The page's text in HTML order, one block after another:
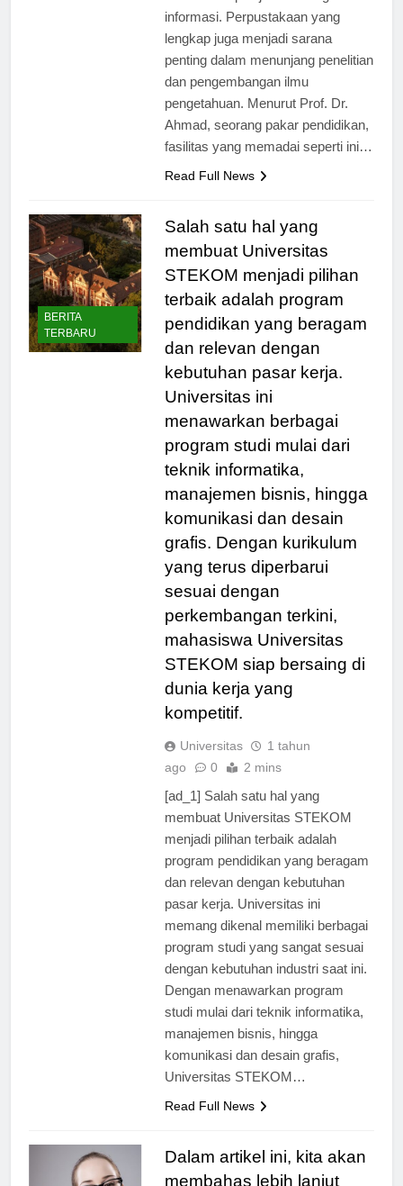
dalam mempelajari teknologi
informasi. Perpustakaan yang
lengkap juga menjadi sarana
penting dalam menunjang penelitian
dan pengembangan ilmu
pengetahuan. Menurut Prof. Dr.
Ahmad, seorang pakar pendidikan,
BERITA
TERBARU
Salah satu hal yang
membuat Universitas
STEKOM menjadi pilihan
terbaik adalah program
pendidikan yang beragam
dan relevan dengan
kebutuhan pasar kerja.
Universitas ini
menawarkan berbagai
program studi mulai dari
teknik informatika,
manajemen bisnis, hingga
komunikasi dan desain
grafis. Dengan kurikulum
yang terus diperbarui
sesuai dengan
perkembangan terkini,
mahasiswa Universitas
STEKOM siap bersaing di
dunia kerja yang
kompetitif.
Universitas
1 tahun
[ad_1] Salah satu hal yang
membuat Universitas STEKOM
menjadi pilihan terbaik adalah
program pendidikan yang beragam
dan relevan dengan kebutuhan
pasar kerja. Universitas ini
memang dikenal memiliki berbagai
program studi yang sangat sesuai
dengan kebutuhan industri saat ini.
Dengan menawarkan program
studi mulai dari teknik informatika,
manajemen bisnis, hingga
komunikasi dan desain grafis,
Dalam artikel ini, kita akan